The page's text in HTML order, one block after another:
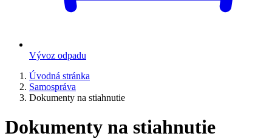
Vývoz odpadu
Úvodná stránka
Samospráva
Dokumenty na stiahnutie
Dokumenty na stiahnutie